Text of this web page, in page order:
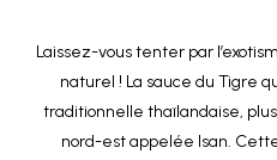
Laissez-vous tenter par
naturel ! La sauce du Tigre
traditionnelle thaïlandaise,
nord-est appelée Isan.